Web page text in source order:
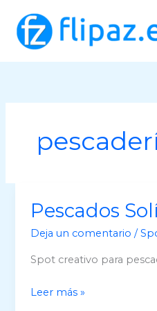
contenido
Pescados
Deja un comentario /
Spot creativo para
Pescados
Leer más »